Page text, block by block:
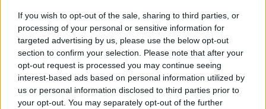
If you wish to opt-out of the sale, sharing to third parties, or
processing of your personal or sensitive information for
targeted advertising by us, please use the below opt-out
section to confirm your selection. Please note that after your
opt-out request is processed you may continue seeing
interest-based ads based on personal information utilized by
us or personal information disclosed to third parties prior to
your opt-out. You may separately opt-out of the further
Efter ett digert arbete är nu den största uppdateringen av
Klocksnack.se någonsin klar att se dagens ljus.
Forumet kommer nu bli ännu snabbare, mer lättanvänt och framför
allt fyllt med nya funktioner.
Vi har skapat en tråd på diskussionsdelen för feedback och tekniska
Tack för att ni är med och skapar Skandinaviens bästa klockforum!